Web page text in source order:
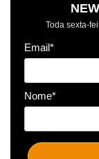
Toda sexta-
Email*
Nome*